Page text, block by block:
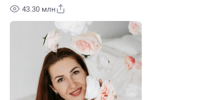
43.30 млн